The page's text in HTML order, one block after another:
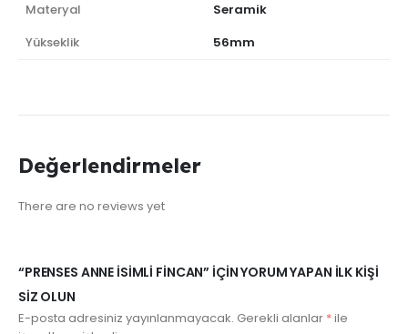
Materyal
Seramik
Yükseklik
56mm
Değerlendirmeler
There are no reviews yet
“PRENSES ANNE İSIMLI FINCAN” IÇIN YORUM YAPAN ILK KIŞI
SIZ OLUN
E-posta adresiniz yayınlanmayacak. Gerekli alanlar *ile